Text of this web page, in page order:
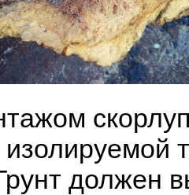
изолируемой
должен